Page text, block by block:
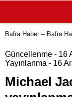
Bafra Haber – Bafra
Güncellenme - 16
Yayınlanma - 16
Michael